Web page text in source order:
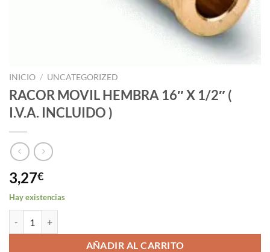
INICIO / UNCATEGORIZED
RACOR MOVIL HEMBRA 16″ X 1/2″ (
I.V.A. INCLUIDO )
3,27€
Hay existencias
AÑADIR AL CARRITO